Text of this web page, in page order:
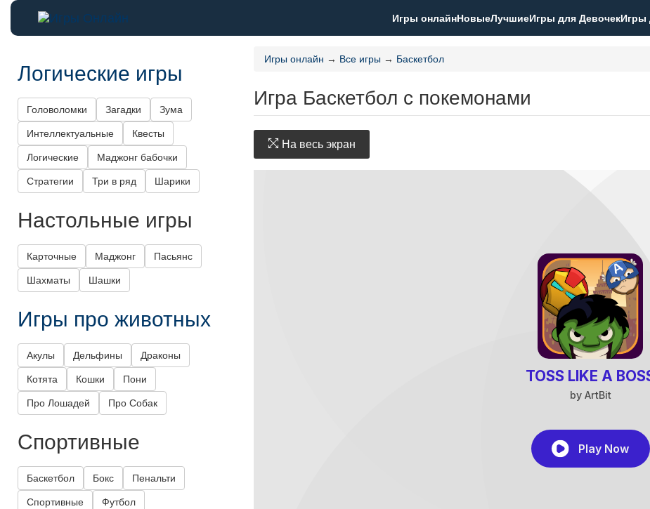
Игры онлайнНовыеЛучшиеИгры для ДевочекИгры
Игры онлайн → Все игры → Баскетбол
Игра Баскетбол с покемонами
На весь экран
Логические игры
Головоломки Загадки Зума
Интеллектуальные Квесты
Логические Маджонг бабочки
Стратегии Три в ряд Шарики
Настольные игры
Карточные Маджонг Пасьянс
Шахматы Шашки
Игры про животных
Акулы Дельфины Драконы
Котята Кошки Пони
Про Лошадей Про Собак
Спортивные
Баскетбол Бокс Пенальти
Спортивные Футбол